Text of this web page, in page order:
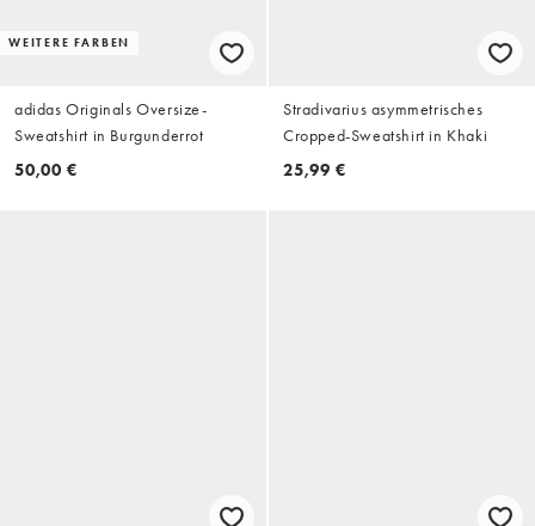
WEITERE FARBEN
adidas Originals Oversize-
Sweatshirt in Burgunderrot
50,00 €
Stradivarius asymmetrisches
Cropped-Sweatshirt in Khaki
25,99 €